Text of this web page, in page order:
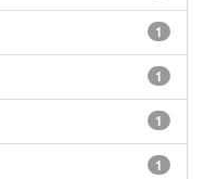
1
1
1
1